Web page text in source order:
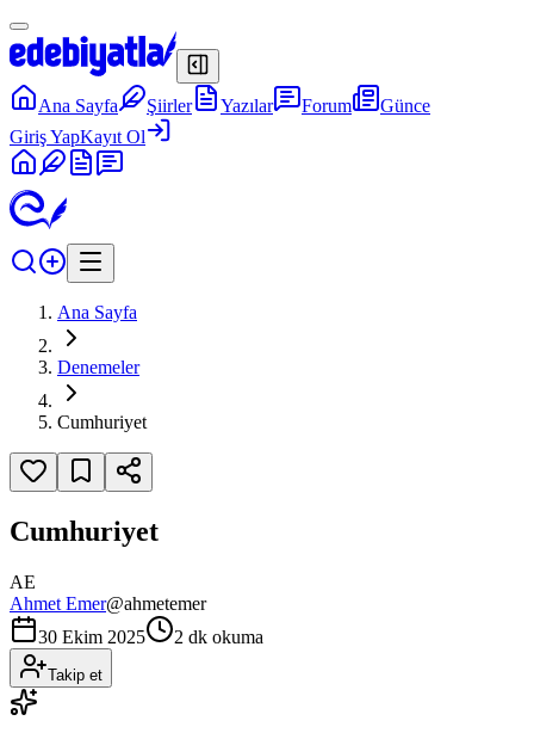
Ana Sayfa Şiirler Yazılar Forum
Günce
Giriş YapKayıt Ol
Ana Sayfa
Denemeler
Cumhuriyet
Cumhuriyet
AE
Ahmet Emer@ahmetemer
30 Ekim 2025
2 dk okuma
Takip et